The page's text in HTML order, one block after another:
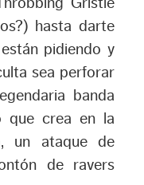
hasta darte
pidiendo y
sea perforar
banda
que crea en la
un ataque de
de ravers